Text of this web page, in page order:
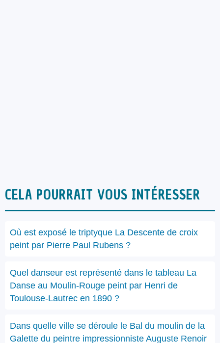
CELA POURRAIT VOUS INTÉRESSER
Où est exposé le triptyque La Descente de croix
peint par Pierre Paul Rubens ?
Quel danseur est représenté dans le tableau La
Danse au Moulin-Rouge peint par Henri de
Toulouse-Lautrec en 1890 ?
Dans quelle ville se déroule le Bal du moulin de la
Galette du peintre impressionniste Auguste Renoir